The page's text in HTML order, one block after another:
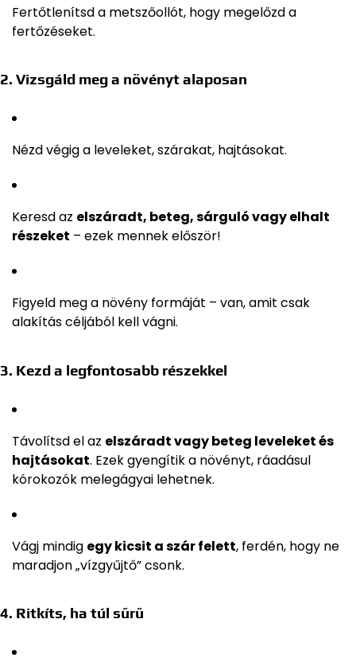
Fertőtlenítsd a metszőollót, hogy megelőzd a
fertőzéseket.
2. Vizsgáld meg a növényt alaposan
Nézd végig a leveleket, szárakat, hajtásokat.
Keresd az elszáradt, beteg, sárguló vagy elhalt
részeket – ezek mennek először!
Figyeld meg a növény formáját – van, amit csak
alakítás céljából kell vágni.
3. Kezd a legfontosabb részekkel
Távolítsd el az elszáradt vagy beteg leveleket és
hajtásokat. Ezek gyengítik a növényt, ráadásul
kórokozók melegágyai lehetnek.
Vágj mindig egy kicsit a szár felett, ferdén, hogy ne
maradjon „vízgyűjtő” csonk.
4. Ritkíts, ha túl sűrű